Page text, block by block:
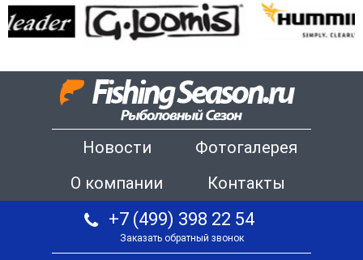
Новости
Фотогалерея
О компании
Контакты
+7 (499) 398 22 54
Заказать обратный звонок